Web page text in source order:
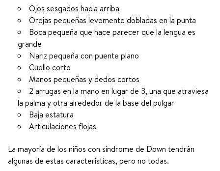
Ojos sesgados hacia arriba
Orejas pequeñas levemente dobladas en la punta
Boca pequeña que hace parecer que la lengua es
grande
Nariz pequeña con puente plano
Cuello corto
Manos pequeñas y dedos cortos
2 arrugas en la mano en lugar de 3, una que atraviesa
la palma y otra alrededor de la base del pulgar
Baja estatura
Articulaciones flojas
La mayoría de los niños con síndrome de Down tendrán
algunas de estas características, pero no todas.